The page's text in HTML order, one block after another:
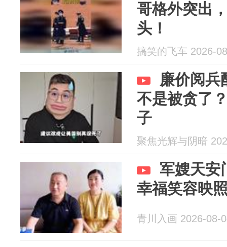
哥格外突出
头！
搞笑的飞车 2026-
廉价阅兵
不是被贪了
子
聚焦光辉与阴暗
军嫂天安
幸福笑容映
青川入画 2026-08-